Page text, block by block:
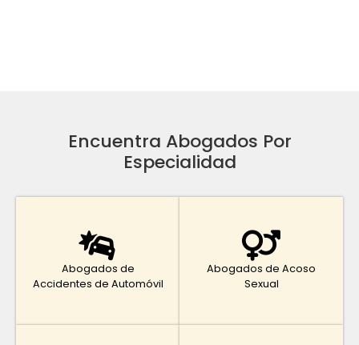
Encuentra Abogados Por
Especialidad
Abogados de
Accidentes de Automóvil
Abogados de Acoso
Sexual